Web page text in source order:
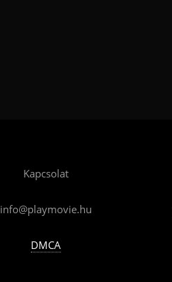
Kapcsolat
info@playmovie.hu
DMCA